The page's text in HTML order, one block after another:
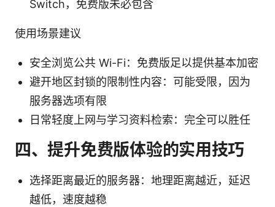
Switch，免费版未必包含
使用场景建议
安全浏览公共 Wi-Fi：免费版足以提供基本加密
避开地区封锁的限制性内容：可能受限，因为
服务器选项有限
日常轻度上网与学习资料检索：完全可以胜任
四、提升免费版体验的实用技巧
选择距离最近的服务器：地理距离越近，延迟
越低，速度越稳